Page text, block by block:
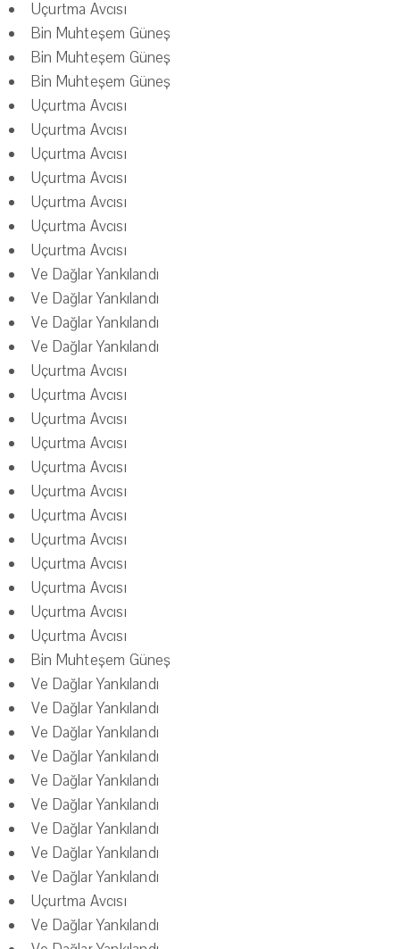
Uçurtma Avcısı
Bin Muhteşem Güneş
Bin Muhteşem Güneş
Bin Muhteşem Güneş
Uçurtma Avcısı
Uçurtma Avcısı
Uçurtma Avcısı
Uçurtma Avcısı
Uçurtma Avcısı
Uçurtma Avcısı
Uçurtma Avcısı
Ve Dağlar Yankılandı
Ve Dağlar Yankılandı
Ve Dağlar Yankılandı
Ve Dağlar Yankılandı
Uçurtma Avcısı
Uçurtma Avcısı
Uçurtma Avcısı
Uçurtma Avcısı
Uçurtma Avcısı
Uçurtma Avcısı
Uçurtma Avcısı
Uçurtma Avcısı
Uçurtma Avcısı
Uçurtma Avcısı
Uçurtma Avcısı
Uçurtma Avcısı
Bin Muhteşem Güneş
Ve Dağlar Yankılandı
Ve Dağlar Yankılandı
Ve Dağlar Yankılandı
Ve Dağlar Yankılandı
Ve Dağlar Yankılandı
Ve Dağlar Yankılandı
Ve Dağlar Yankılandı
Ve Dağlar Yankılandı
Ve Dağlar Yankılandı
Uçurtma Avcısı
Ve Dağlar Yankılandı